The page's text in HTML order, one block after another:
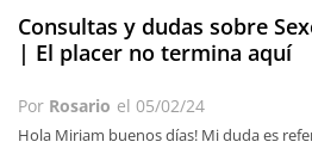
Consultas y dudas sobre
| El placer no termina aquí
Por Rosario el 05/02/24
Hola Miriam buenos días! Mi duda es